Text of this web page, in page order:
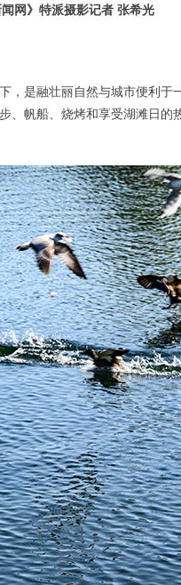
闻网》特派摄影记者 张希光
，是融壮丽自然与城市便利
帆船、烧烤和享受湖滩日的